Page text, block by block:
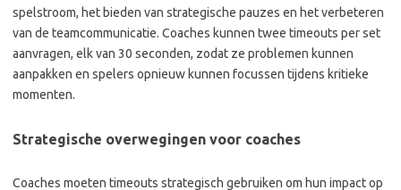
spelstroom, het bieden van strategische pauzes en het verbeteren
van de teamcommunicatie. Coaches kunnen twee timeouts per set
aanvragen, elk van 30 seconden, zodat ze problemen kunnen
aanpakken en spelers opnieuw kunnen focussen tijdens kritieke
momenten.
Strategische overwegingen voor coaches
Coaches moeten timeouts strategisch gebruiken om hun impact op